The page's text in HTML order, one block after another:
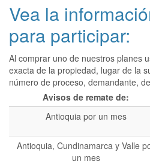
Vea la
para participar:
Al comprar uno de nuestros planes
exacta de la propiedad, lugar de la
número de proceso, demandante,
Avisos de remate de:
Antioquia por un mes
Antioquia, Cundinamarca y Valle
un mes